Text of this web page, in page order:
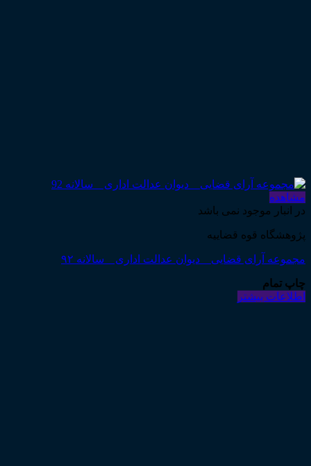
مشاهده
در انبار موجود نمی باشد
پژوهشگاه قوه قضاییه
مجموعه آرای قضایی _ دیوان عدالت اداری _ سالانه ۹۲
چاپ تمام
اطلاعات بیشتر